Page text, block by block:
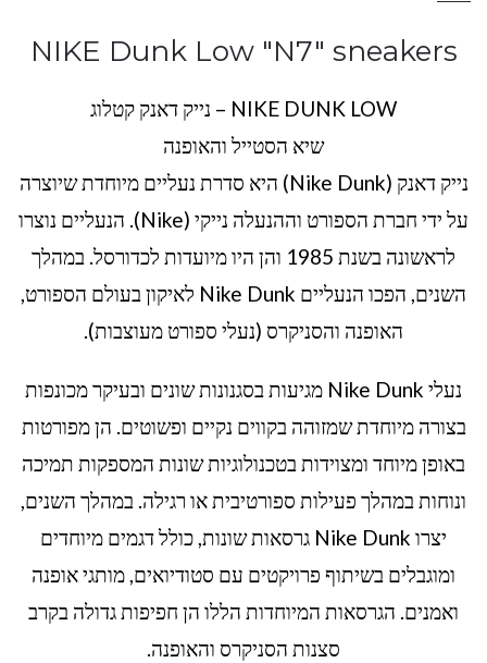
NIKE Dunk Low "N7" sneakers
NIKE DUNK LOW – נייק דאנק קטלוג
שיא הסטייל והאופנה
נייק דאנק (Nike Dunk) היא סדרת נעליים מיוחדת שיוצרה
על ידי חברת הספורט וההנעלה נייקי (Nike). הנעליים נוצרו
לראשונה בשנת 1985 והן היו מיועדות לכדורסל. במהלך
השנים, הפכו הנעליים Nike Dunk לאיקון בעולם הספורט,
האופנה והסניקרס (נעלי ספורט מעוצבות).
נעלי Nike Dunk מגיעות בסגנונות שונים ובעיקר מכונפות
בצורה מיוחדת שמזוהה בקווים נקיים ופשוטים. הן מפורטות
באופן מיוחד ומצוידות בטכנולוגיות שונות המספקות תמיכה
ונוחות במהלך פעילות ספורטיבית או רגילה. במהלך השנים,
יצרו Nike Dunk גרסאות שונות, כולל דגמים מיוחדים
ומוגבלים בשיתוף פרויקטים עם סטודיואים, מותגי אופנה
ואמנים. הגרסאות המיוחדות הללו הן חפיפות גדולה בקרב
סצנות הסניקרס והאופנה.